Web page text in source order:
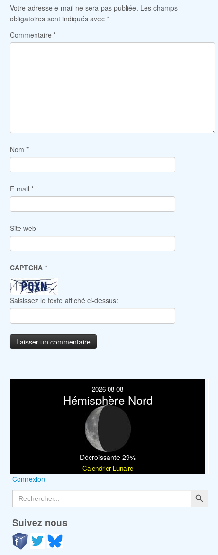
Votre adresse e-mail ne sera pas publiée. Les champs
obligatoires sont indiqués avec *
Commentaire *
Nom *
E-mail *
Site web
CAPTCHA *
Saisissez le texte affiché ci-dessus:
2026-08-08
Hémisphère Nord
Décroissante 29%
Calendrier Lunaire
Connexion
Search
for:
Search Button
Suivez nous